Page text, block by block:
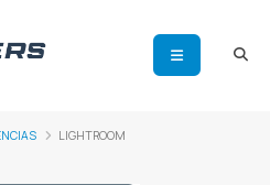
LIGHTROOM